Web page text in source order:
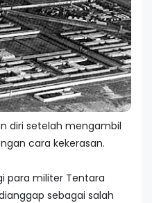
diri setelah mengambil
cara kekerasan.
para militer Tentara
sebagai salah